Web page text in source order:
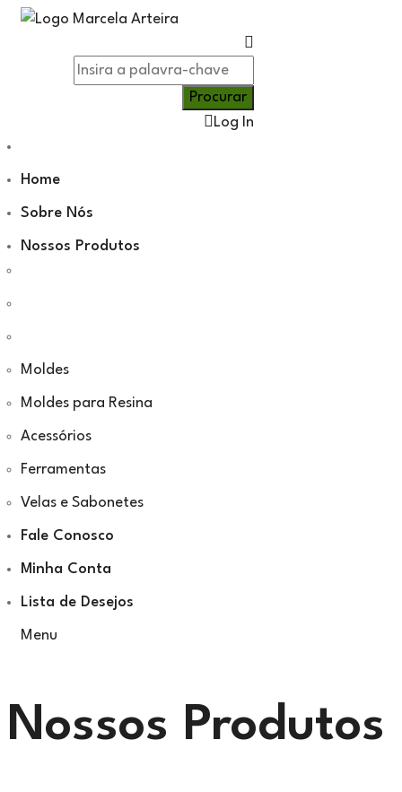
Log In
Home
Sobre Nós
Nossos Produtos
Moldes
Moldes para Resina
Acessórios
Ferramentas
Velas e Sabonetes
Fale Conosco
Minha Conta
Lista de Desejos
Menu
Nossos Produtos